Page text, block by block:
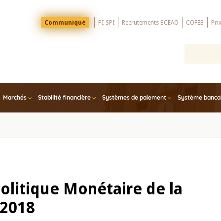
Menu
Top
Communiqué PI-SPI Recrutements BCEAO COFEB
Marchés Stabilité financière Systèmes de paiement Système
Monétaire de la